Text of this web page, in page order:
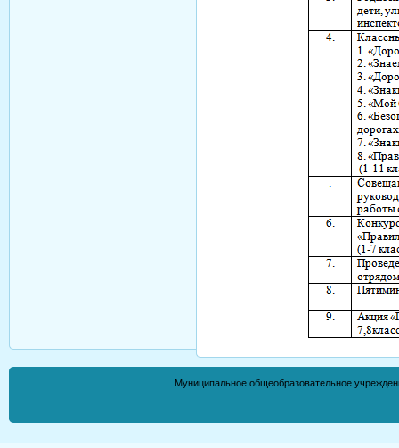
Муниципальное общеобразовательное